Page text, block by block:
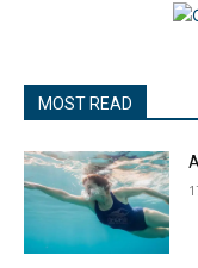
MOST READ